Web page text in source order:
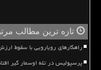
تازه ترین مطالب
راهکارهای رویارویی با سقوط
پرسپولیس در تله اوسمار گیر